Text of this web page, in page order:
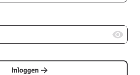
Inloggen